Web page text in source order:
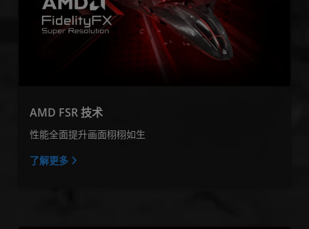
AMD FSR 技术
性能全面提升画面栩栩如生
了解更多